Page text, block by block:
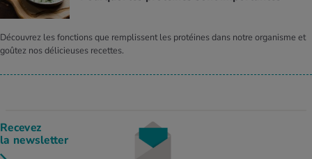
Découvrez les fonctions que remplissent les protéines dans notre organisme et
goûtez nos délicieuses recettes.
Recevez
la newsletter